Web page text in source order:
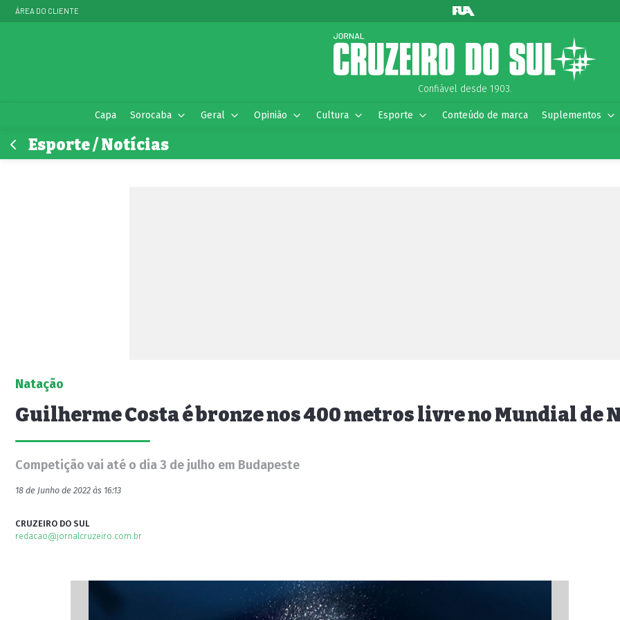
ÁREA DO CLIENTE
Confiável desde 1903.
Capa Sorocaba Geral Opinião Cultura Esporte Conteúdo de marca Suplementos
Esporte / Notícias
Natação
Guilherme Costa é bronze nos 400 metros livre no Mundial de
Competição vai até o dia 3 de julho em Budapeste
18 de Junho de 2022 às 16:13
CRUZEIRO DO SUL
redacao@jornalcruzeiro.com.br